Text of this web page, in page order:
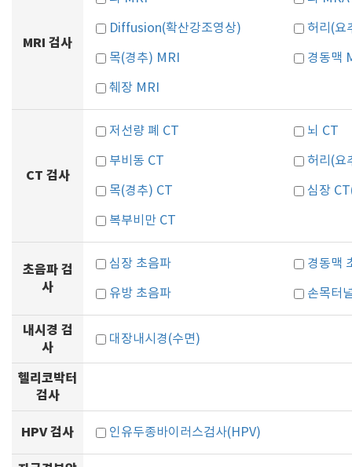
MRI 검사
Diffusion(확산강조영상) 허리(요
목(경추) MRI 경동맥
췌장 MRI
CT 검사
저선량 폐 CT 뇌 CT
부비동 CT 허리(요
목(경추) CT 심장
복부비만 CT
초음파 검
사
심장 초음파 경동맥
유방 초음파 손목터
내시경 검
사
대장내시경(수면)
헬리코박터
검사
HPV 검사 인유두종바이러스검사(HPV)